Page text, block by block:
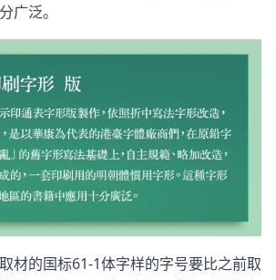
广泛。
材的国标61-1体字样的字号要比之前取